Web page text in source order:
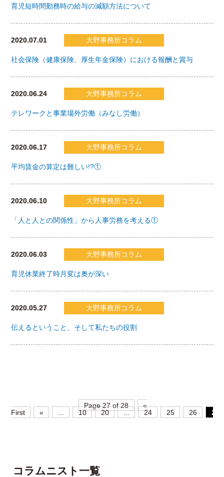
育児短時間勤務時の給与の減額方法について
2020.07.01 大野事務所コラム
社会保険（健康保険、厚生年金保険）における報酬と賞与
2020.06.24 大野事務所コラム
テレワークと事業場外労働（みなし労働）
2020.06.17 大野事務所コラム
平均賃金の算定は難しい!?①
2020.06.10 大野事務所コラム
「人と人との関係性」から人事労務を考える①
2020.06.03 大野事務所コラム
育児休業終了時月変は奥が深い
2020.05.27 大野事務所コラム
伝えるということ、そして私たちの役割
Page 27 of 28
«
First
« 10 20 ... 24 25 26 27
コラムニスト一覧